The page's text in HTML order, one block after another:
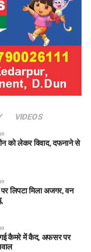
VIDEOS
को लेकर विवाद, दफनाने से
पर लिपटा मिला अजगर, वन
कैमरे में कैद, अफसर पर